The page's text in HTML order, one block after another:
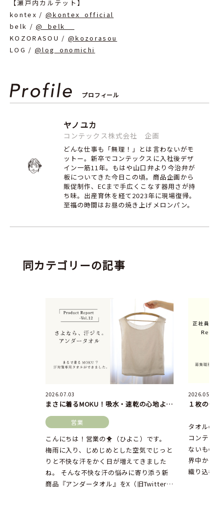
【瀬戸内カルテット】
kontex /@kontex_official
belk /@_belk__
KOZORASOU /@kozorasou
LOG /@log_onomichi
プロフィール
ヤノユカ
コンテックス株式会社 企画
どんな仕事も「無理！」とは言わないがモ
ットー。新卒でコンテックスに入社後デザ
イン一筋11年。もはや山口弁より今治弁が
板についてきた今日この頃。商品企画から
販促制作、ECまで手広くこなす器用さが持
ち味。出産育休を経て2023年に現場復帰。
至福の時間はお昼の焼き上げメロンパン。
同カテゴリーの記事
2026.07.03
まさに着るMOKU！吸水・速乾の心地よさはそのままに、汗対策に便利なアンダータオルが発売中。
営業
こんにちは！営業の🐥（ひよこ）です。
梅雨に入り、じめじめとした空気でじっと
りと不快な汗をかく日が増えてきました
ね。 そんな不快な汗の悩みに寄り添う新
商品『アンダータオル』をX（旧Twitter）
2026.05.27
タオルの
コンテッ
ないもの
界中から
織り込む